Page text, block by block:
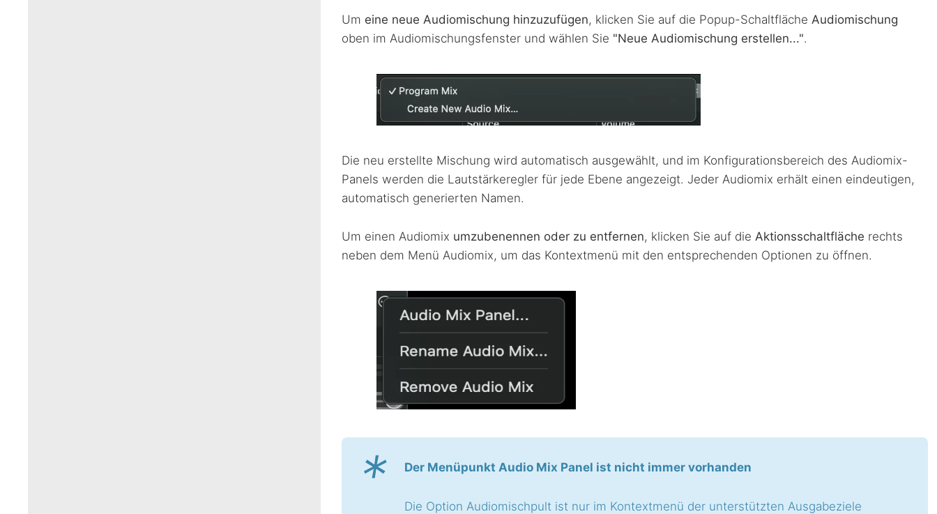
Um eine neue Audiomischung hinzuzufügen, klicken Sie auf die Popup-Schaltfläche Audiomischung
oben im Audiomischungsfenster und wählen Sie "Neue Audiomischung erstellen...".
Die neu erstellte Mischung wird automatisch ausgewählt, und im Konfigurationsbereich des Audiomix-
Panels werden die Lautstärkeregler für jede Ebene angezeigt. Jeder Audiomix erhält einen eindeutigen,
automatisch generierten Namen.
Um einen Audiomix umzubenennen oder zu entfernen, klicken Sie auf die Aktionsschaltfläche rechts
neben dem Menü Audiomix, um das Kontextmenü mit den entsprechenden Optionen zu öffnen.
* Der Menüpunkt Audio Mix Panel ist nicht immer vorhanden
Die Option Audiomischpult ist nur im Kontextmenü der unterstützten Ausgabeziele